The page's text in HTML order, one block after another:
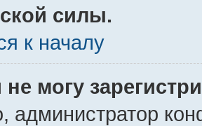
силы.
к началу
могу
администратор